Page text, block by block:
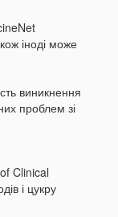
іноді може
виникнення
проблем зі
Clinical
і цукру